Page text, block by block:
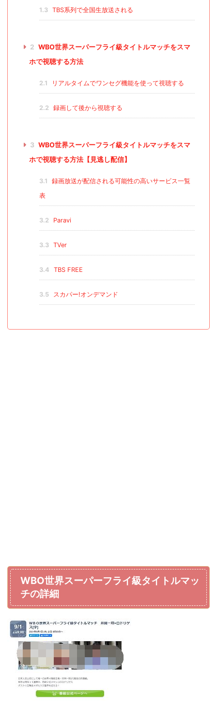
1.3 TBS系列で全国生放送される
2 WBO世界スーパーフライ級タイトルマッチをスマ
ホで視聴する方法
2.1 リアルタイムでワンセグ機能を使って視聴する
2.2 録画して後から視聴する
3 WBO世界スーパーフライ級タイトルマッチをスマ
ホで視聴する方法【見逃し配信】
3.1
録画放送が配信される可能性の高いサービス一覧
表
3.2 Paravi
3.3 TVer
3.4 TBS FREE
3.5 スカパー!オンデマンド
WBO世界スーパーフライ級タイトルマッ
チの詳細